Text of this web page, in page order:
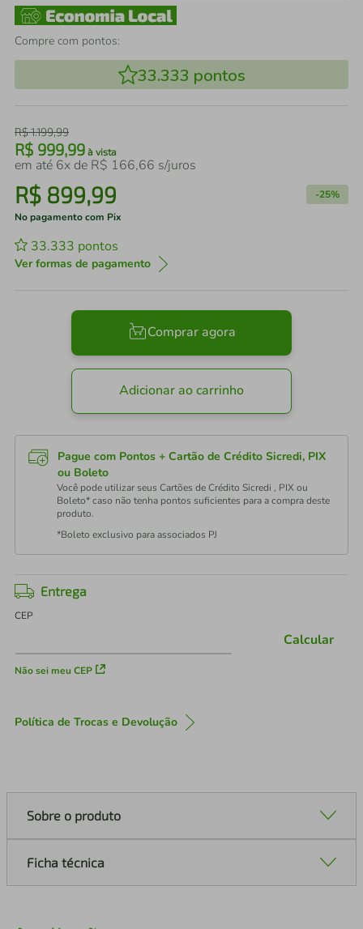
Compre com pontos:
33.333 pontos
R$1.199,99
R$ 999,99 à vista
em até 6x de R$ 166,66 s/juros
R$ 899,99 -25%
No pagamento com Pix
33.333 pontos
Ver formas de pagamento
Comprar agora
Adicionar ao carrinho
Pague com Pontos + Cartão de Crédito Sicredi, PIX
ou Boleto
Você pode utilizar seus Cartões de Crédito Sicredi , PIX ou
Boleto* caso não tenha pontos suficientes para a compra deste
produto.
*Boleto exclusivo para associados PJ
Entrega
CEP
Não sei meu CEP
Calcular
Política de Trocas e Devolução
Sobre o produto
Ficha técnica